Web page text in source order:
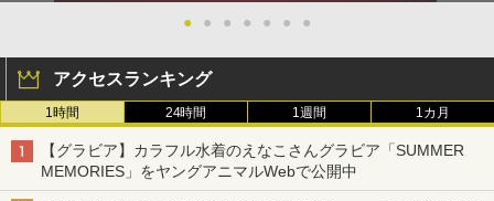
● ● ● ● ● ● ●
アクセスランキング
1時間 24時間 1週間 1カ月
【グラビア】カラフル水着のえなこさんグラビア「SUMMER
MEMORIES」をヤングアニマルWebで公開中